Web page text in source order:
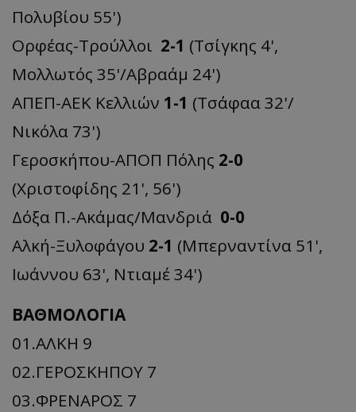
Πολυβίου 55')
Ορφέας-Τρούλλοι 2-1 (Τσίγκης 4',
Μολλωτός 35'/Αβραάμ 24')
ΑΠΕΠ-ΑΕΚ Κελλιών 1-1 (Τσάφαα 32'/
Νικόλα 73')
Γεροσκήπου-ΑΠΟΠ Πόλης 2-0
(Χριστοφίδης 21', 56')
Δόξα Π.-Ακάμας/Μανδριά 0-0
Αλκή-Ξυλοφάγου 2-1 (Μπερναντίνα 51',
Ιωάννου 63', Ντιαμέ 34')
ΒΑΘΜΟΛΟΓΙΑ
01.ΑΛΚΗ 9
02.ΓΕΡΟΣΚΗΠΟΥ 7
03.ΦΡΕΝΑΡΟΣ 7